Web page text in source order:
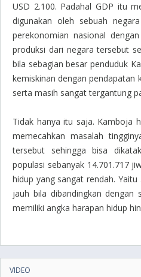
USD 2.100. Padahal GDP itu
digunakan oleh sebuah
perekonomian nasional
produksi dari negara tersebut
bila sebagian besar penduduk
kemiskinan dengan pendapatan
serta masih sangat tergantung
Tidak hanya itu saja. Kamboja
memecahkan masalah
tersebut sehingga bisa
populasi sebanyak 14.701.717
hidup yang sangat rendah.
jauh bila dibandingkan dengan
memiliki angka harapan hidup
VIDEO